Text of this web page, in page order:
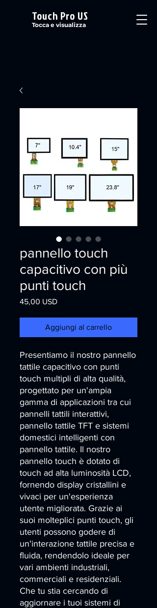
Touch Pro US
Tocca e visualizza
pannello touch
capacitivo con più
punti touch
45,00 USDPrezzo
Aggiungi al carrello
Presentiamo il nostro pannello
tattile capacitivo con punti
touch multipli di alta qualità,
progettato per un'ampia
gamma di applicazioni tra cui
pannelli tattili interattivi,
pannello tattile TFT e sistemi
domestici intelligenti con
pannello tattile. Il nostro
pannello touch è dotato di
touch ad alta luminosità LCD,
fornendo display cristallini e
vivaci per un'esperienza
utente migliorata. Grazie ai
suoi molteplici punti touch, gli
utenti possono godere di
un'interazione tattile precisa e
fluida, rendendolo ideale per
vari ambienti industriali,
commerciali e residenziali.
Che tu stia cercando di
aggiornare i tuoi sistemi di